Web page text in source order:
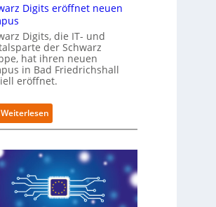
n
ü
r
d
e
n
i
g
f
a
c
t
o
t
n
s
a
u
e
r
i
t
e
g
r
Digits eröffnet neuen
Digits, die IT- und
der Schwarz
hat ihren neuen
in Bad Friedrichshall
eröffnet.
Weiterlesen:
S
h
w
a
r
z